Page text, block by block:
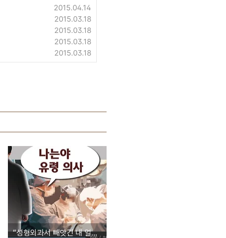
2015.04.14
2015.03.18
2015.03.18
2015.03.18
2015.03.18
“성형외과서 빼앗긴 내 얼굴, 유령이 수술했다”